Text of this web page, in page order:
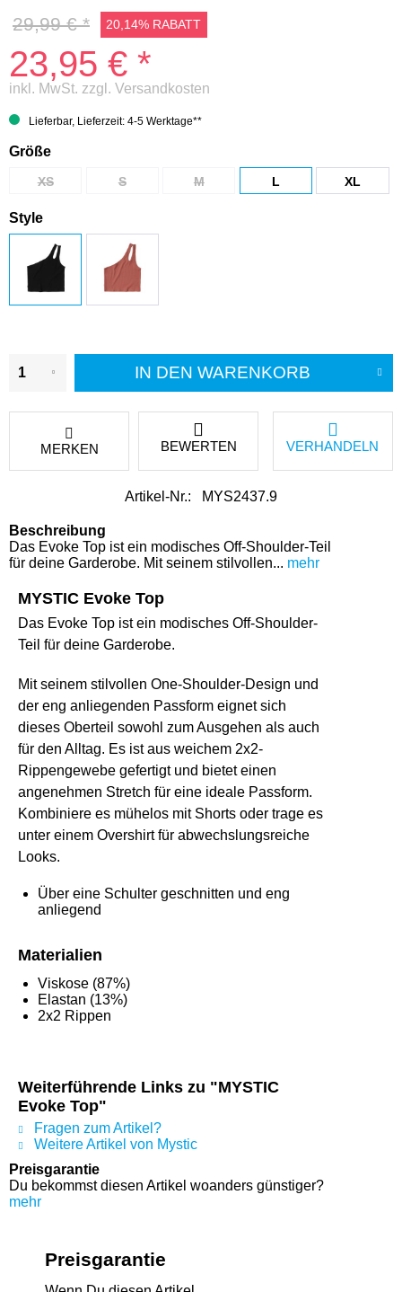
23,95 € *
inkl. MwSt. zzgl. Versandkosten
29,99 € * 20,14% RABATT
Lieferbar, Lieferzeit: 4-5 Werktage**
Größe
XS S M L XL
Style
IN DEN WARENKORB
MERKEN BEWERTEN VERHANDELN
Artikel-Nr.: MYS2437.9
Beschreibung
Das Evoke Top ist ein modisches Off-Shoulder-Teil
für deine Garderobe. Mit seinem stilvollen... mehr
MYSTIC Evoke Top
Das Evoke Top ist ein modisches Off-Shoulder-
Teil für deine Garderobe.
Mit seinem stilvollen One-Shoulder-Design und
der eng anliegenden Passform eignet sich
dieses Oberteil sowohl zum Ausgehen als auch
für den Alltag. Es ist aus weichem 2x2-
Rippengewebe gefertigt und bietet einen
angenehmen Stretch für eine ideale Passform.
Kombiniere es mühelos mit Shorts oder trage es
unter einem Overshirt für abwechslungsreiche
Looks.
Über eine Schulter geschnitten und eng
anliegend
Materialien
Viskose (87%)
Elastan (13%)
2x2 Rippen
Weiterführende Links zu "MYSTIC
Evoke Top"
Fragen zum Artikel?
Weitere Artikel von Mystic
Preisgarantie
Du bekommst diesen Artikel woanders günstiger?
mehr
Preisgarantie